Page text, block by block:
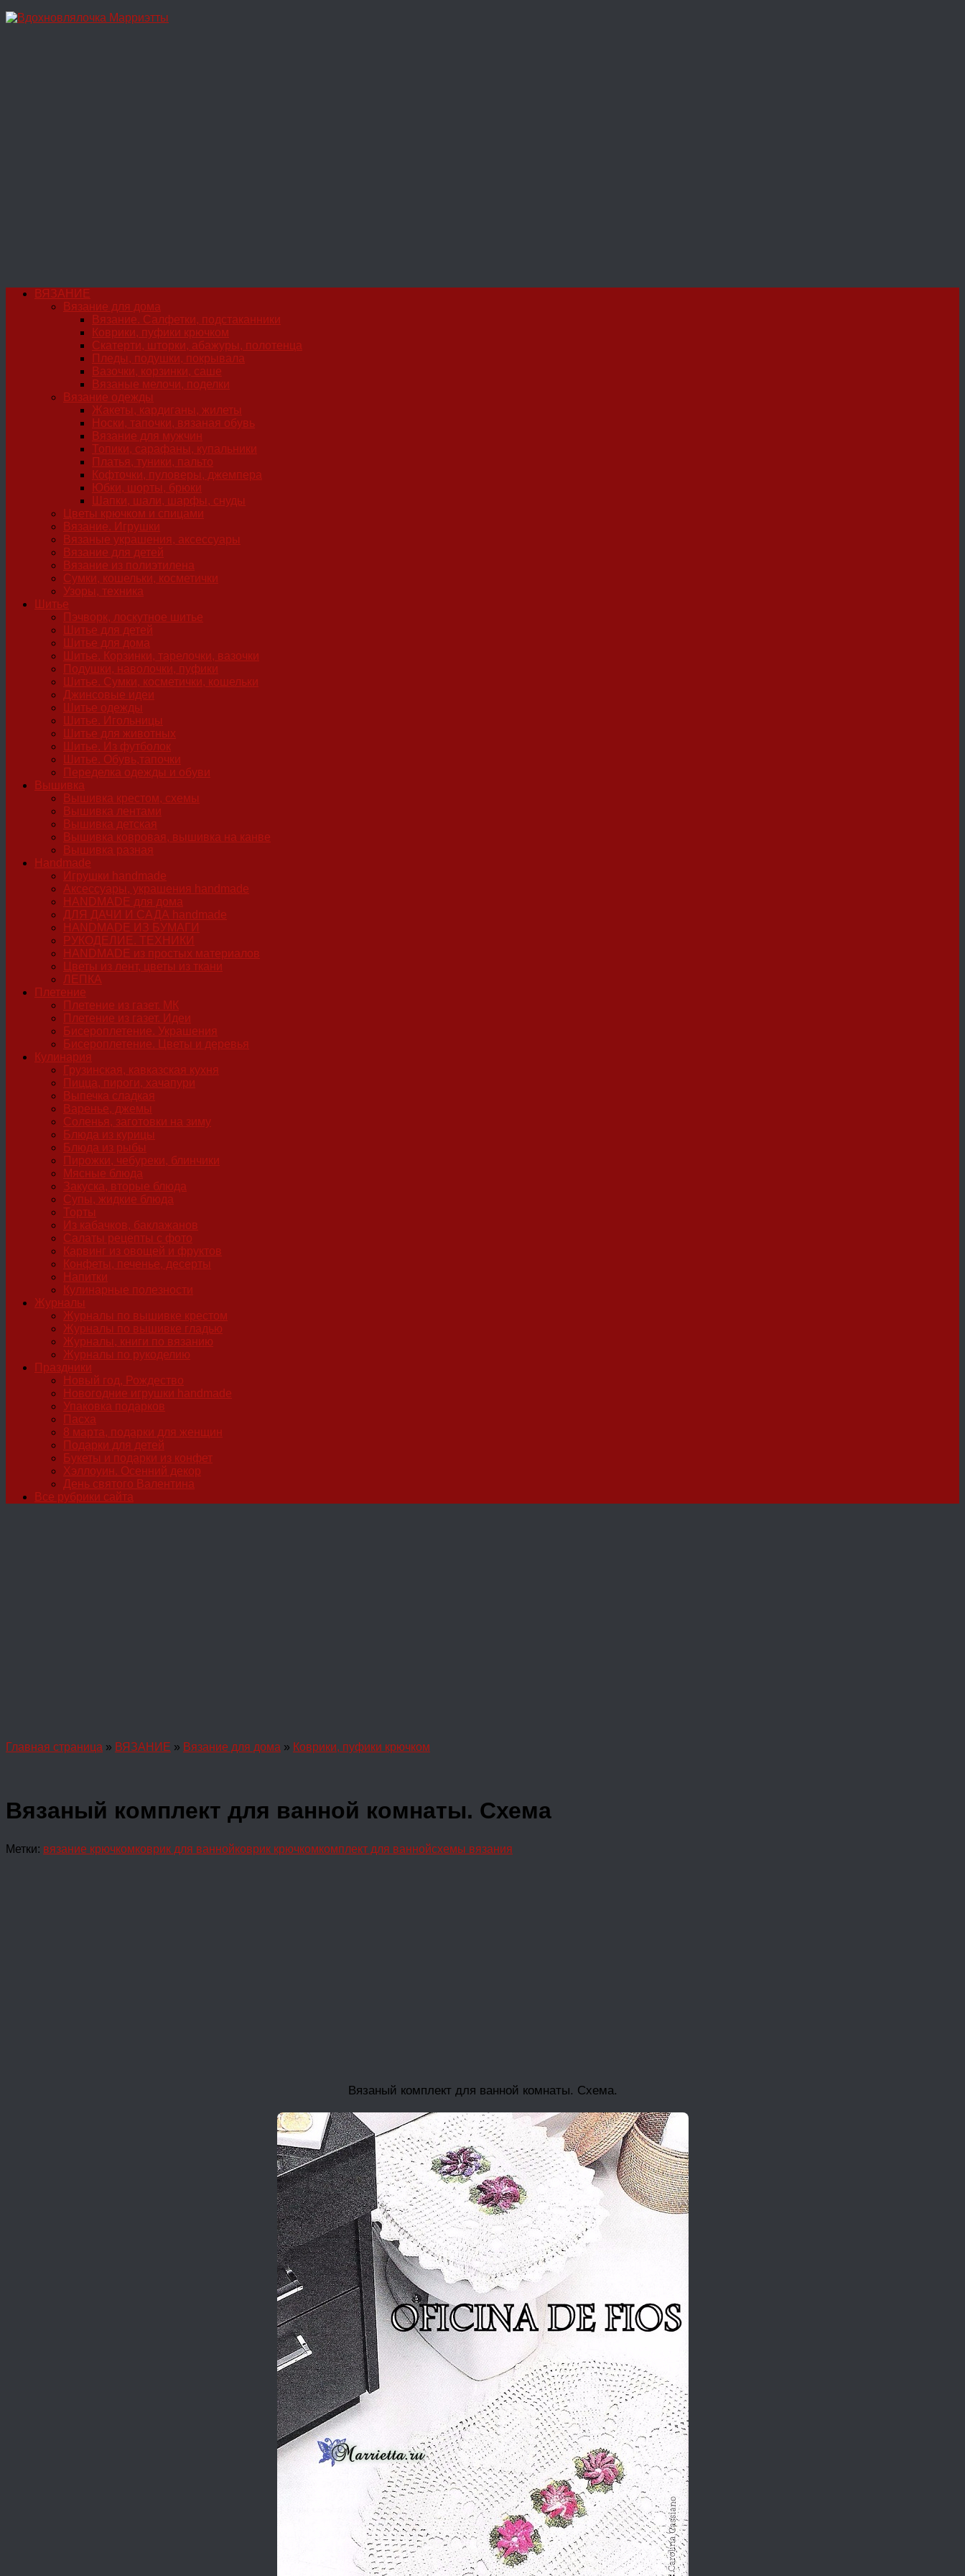
Перейти
ВЯЗАНИЕ
Вязание для дома
Вязание. Салфетки, подстаканники
Коврики, пуфики крючком
Скатерти, шторки, абажуры, полотенца
Пледы, подушки, покрывала
Вазочки, корзинки, саше
Вязаные мелочи, поделки
Вязание одежды
Жакеты, кардиганы, жилеты
Носки, тапочки, вязаная обувь
Вязание для мужчин
Топики, сарафаны, купальники
Платья, туники, пальто
Кофточки, пуловеры, джемпера
Юбки, шорты, брюки
Шапки, шали, шарфы, снуды
Цветы крючком и спицами
Вязание. Игрушки
Вязаные украшения, аксессуары
Вязание для детей
Вязание из полиэтилена
Сумки, кошельки, косметички
Узоры, техника
Шитье
Пэчворк, лоскутное шитье
Шитье для детей
Шитье для дома
Шитье. Корзинки, тарелочки, вазочки
Подушки, наволочки, пуфики
Шитье. Сумки, косметички, кошельки
Джинсовые идеи
Шитье одежды
Шитье. Игольницы
Шитье для животных
Шитье. Из футболок
Шитье. Обувь,тапочки
Переделка одежды и обуви
Вышивка
Вышивка крестом, схемы
Вышивка лентами
Вышивка детская
Вышивка ковровая, вышивка на канве
Вышивка разная
Handmade
Игрушки handmade
Аксессуары, украшения handmade
HANDMADE для дома
ДЛЯ ДАЧИ И САДА handmade
HANDMADE ИЗ БУМАГИ
РУКОДЕЛИЕ. ТЕХНИКИ
HANDMADE из простых материалов
Цветы из лент, цветы из ткани
ЛЕПКА
Плетение
Плетение из газет. МК
Плетение из газет. Идеи
Бисероплетение. Украшения
Бисероплетение. Цветы и деревья
Кулинария
Грузинская, кавказская кухня
Пицца, пироги, хачапури
Выпечка сладкая
Варенье, джемы
Соленья, заготовки на зиму
Блюда из курицы
Блюда из рыбы
Пирожки, чебуреки, блинчики
Мясные блюда
Закуска, вторые блюда
Супы, жидкие блюда
Торты
Из кабачков, баклажанов
Салаты рецепты с фото
Карвинг из овощей и фруктов
Конфеты, печенье, десерты
Напитки
Кулинарные полезности
Журналы
Журналы по вышивке крестом
Журналы по вышивке гладью
Журналы, книги по вязанию
Журналы по рукоделию
Праздники
Новый год, Рождество
Новогодние игрушки handmade
Упаковка подарков
Пасха
8 марта, подарки для женщин
Подарки для детей
Букеты и подарки из конфет
Хэллоуин. Осенний декор
День святого Валентина
Все рубрики сайта
Главная страница » ВЯЗАНИЕ » Вязание для дома » Коврики, пуфики крючком
Вязаный комплект для ванной комнаты. Схема
Метки: вязание крючкомковрик для ваннойковрик крючкомкомплект для ваннойсхемы вязания
Вязаный комплект для ванной комнаты. Схема.